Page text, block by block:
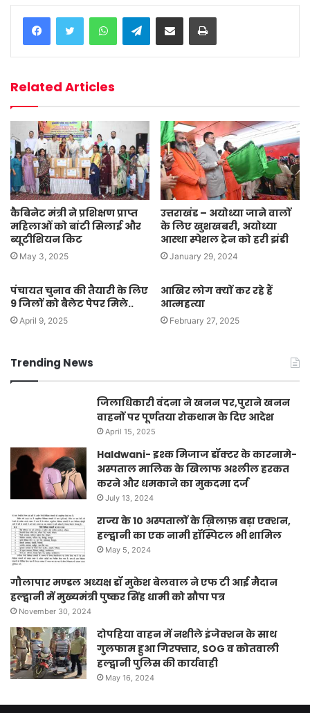
WhatsAppTelegramShare via Email Print
Related Articles
कैबिनेट मंत्री ने प्रशिक्षण प्राप्त
महिलाओं को बांटी सिलाई और
ब्यूटीशियन किट
May 3, 2025
उत्तराखंड – अयोध्या जाने वालों
के लिए खुशखबरी, अयोध्या
आस्था स्पेशल ट्रेन को हरी झंडी
January 29, 2024
पंचायत चुनाव की तैयारी के लिए
9 जिलों को बैलेट पेपर मिले..
April 9, 2025
आखिर लोग क्यों कर रहे हैं
आत्महत्या
February 27, 2025
Trending News
जिलाधिकारी वंदना ने खनन पर,पुराने खनन
वाहनों पर पूर्णतया रोकथाम के दिए आदेश
April 15, 2025
Haldwani- इश्क मिजाज डॉक्टर के कारनामे-
अस्पताल मालिक के खिलाफ अश्लील हरकत
करने और धमकाने का मुकदमा दर्ज
July 13, 2024
राज्य के 10 अस्पतालों के ख़िलाफ़ बड़ा एक्शन,
हल्द्वानी का एक नामी हॉस्पिटल भी शामिल
May 5, 2024
गौलापार मण्डल अध्यक्ष डॉ मुकेश बेलवाल ने एफ टी आई मैदान
हल्द्वानी में मुख्यमंत्री पुष्कर सिंह धामी को सौपा पत्र
November 30, 2024
दोपहिया वाहन में नशीले इंजेक्शन के साथ
गुलफाम हुआ गिरफ्तार, SOG व कोतवाली
हल्द्वानी पुलिस की कार्यवाही
May 16, 2024